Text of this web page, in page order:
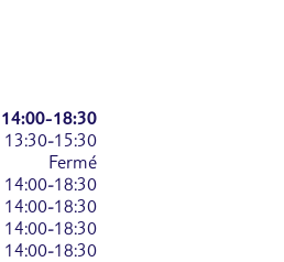
14:00-18:30
13:30-15:30
Fermé
14:00-18:30
14:00-18:30
14:00-18:30
14:00-18:30